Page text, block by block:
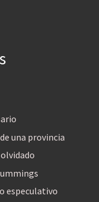
una provincia
especulativo